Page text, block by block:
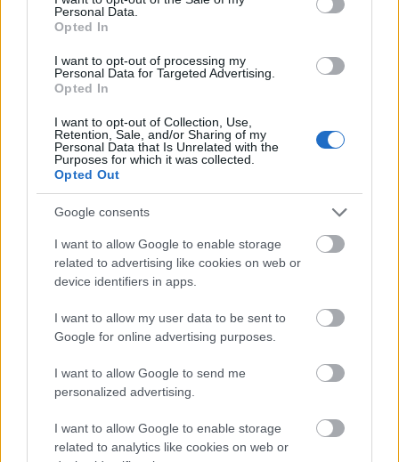
Personal Data.
Opted In
I want to opt-out of processing my
Personal Data for Targeted Advertising.
Opted In
I want to opt-out of Collection, Use,
Retention, Sale, and/or Sharing of my
Personal Data that Is Unrelated with the
Purposes for which it was collected.
Opted Out
Google consents
I want to allow Google to enable storage
related to advertising like cookies on web or
device identifiers in apps.
I want to allow my user data to be sent to
Google for online advertising purposes.
I want to allow Google to send me
personalized advertising.
I want to allow Google to enable storage
related to analytics like cookies on web or
az elkövetkezendő hónapokban még komoly
bizottsági tárgyalások lesznek az új EU-s
költségvetéssel és a Brexit kapcsán is, és a
néppártnak még szüksége van a fideszes és
populista elvtársaik szavazatára, mivel ugye a
bizottságokban jóval kiegyensúlyozottabbak az
erőviszonyok mint az EP-ben.
Az viszont még nem dőlt el, hogy egyáltalán nem
fogják őket kivágni, vagy nem előlegezik meg a
tagságuk felfüggesztését, annak ellenére is amit
Joseph Daul hangoztatott, mivel ugye mi már jól
ismerjük az Orbán vezette Fideszt, náluk nincs
megállás... a józan eszük sosem fog megjönni,
kompromisszumot sosem fognak kötni, pontosan a
józan ész és a kompromisszumkészségük hiánya
miatt... és az elkövetkezendő hónapokban lesznek
jobban kiterjeszteni és kihangsúlyozni a Fidesz
környékén, vagy esetleg (egyébként jellemzően)
elvtársak napokon vagy pár héten belül.